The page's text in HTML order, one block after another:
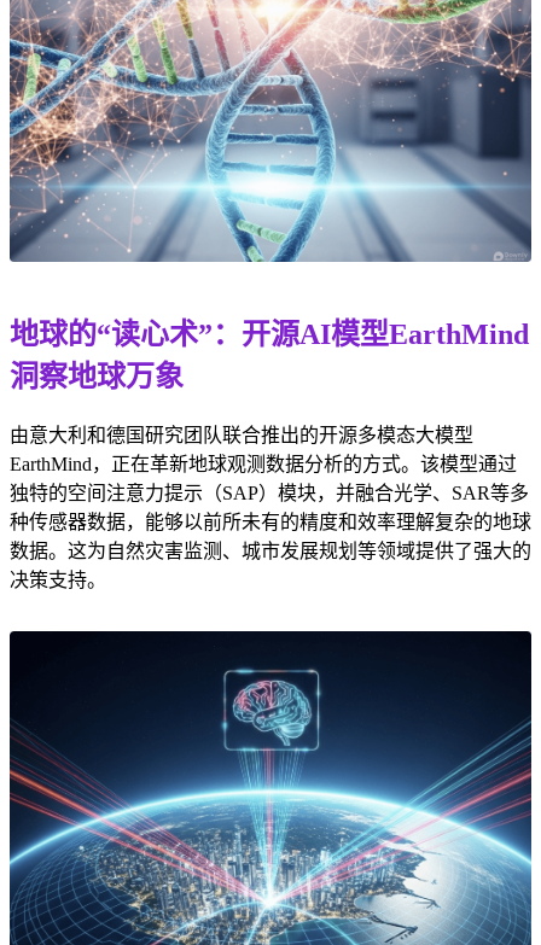
地球的“读心术”：开源AI模型EarthMind
洞察地球万象
由意大利和德国研究团队联合推出的开源多模态大模型
EarthMind，正在革新地球观测数据分析的方式。该模型通过
独特的空间注意力提示（SAP）模块，并融合光学、SAR等多
种传感器数据，能够以前所未有的精度和效率理解复杂的地球
数据。这为自然灾害监测、城市发展规划等领域提供了强大的
决策支持。